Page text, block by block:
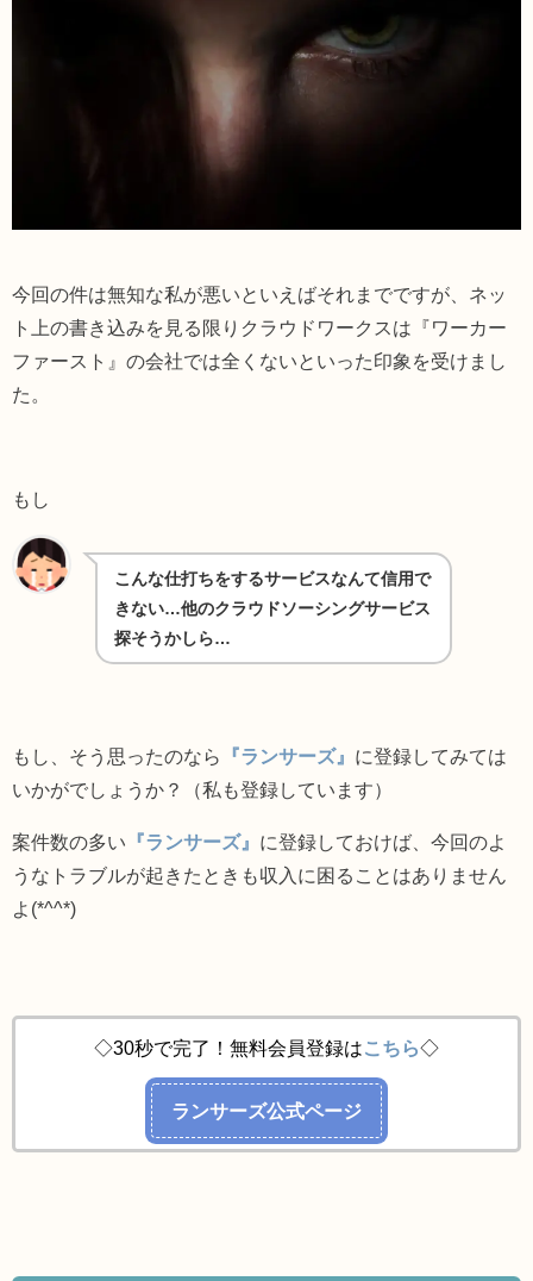
今回の件は無知な私が悪いといえばそれまでですが、ネッ
ト上の書き込みを見る限りクラウドワークスは『ワーカー
ファースト』の会社では全くないといった印象を受けまし
た。
もし
こんな仕打ちをするサービスなんて信用で
きない…他のクラウドソーシングサービス
探そうかしら…
もし、そう思ったのなら 『ランサーズ』 に登録してみては
いかがでしょうか？（私も登録しています）
案件数の多い 『ランサーズ』 に登録しておけば、今回のよ
うなトラブルが起きたときも収入に困ることはありません
よ(*^^*)
◇30秒で完了！無料会員登録はこちら◇
ランサーズ公式ページ